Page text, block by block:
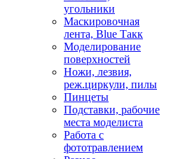
угольники
Маскировочная
лента, Blue Такк
Моделирование
поверхностей
Ножи, лезвия,
реж.циркули, пилы
Пинцеты
Подставки, рабочие
места моделиста
Работа с
фототравлением